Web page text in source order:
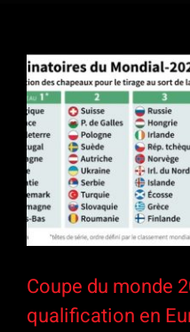
Voir
l'image
agrandie
Coupe du monde
qualification en